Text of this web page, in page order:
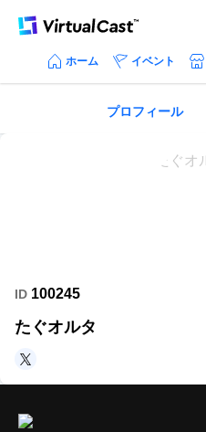
ホーム イベント
プロフィール
ID 100245
たぐオルタ